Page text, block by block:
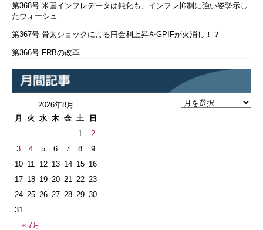
第368号 米国インフレデータは鈍化も、インフレ抑制に強い姿勢示し
たウォーシュ
第367号 骨太ショックによる円金利上昇をGPIFが火消し！？
第366号 FRBの改革
2026年8月
月
火 水 木 金 土 日
« 7月
1
2
3
4 5 6 7 8
9
10 11 12 13 14 15 16
17 18 19 20 21 22 23
24 25 26 27 28 29 30
31